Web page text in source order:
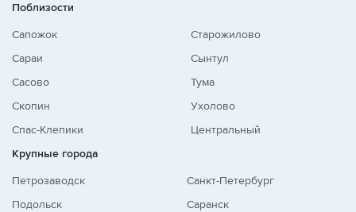
Поблизости
Сапожок
Сараи
Сасово
Скопин
Спас-Клепики
Старожилово
Сынтул
Тума
Ухолово
Центральный
Крупные города
Петрозаводск
Подольск
Санкт-Петербург
Саранск